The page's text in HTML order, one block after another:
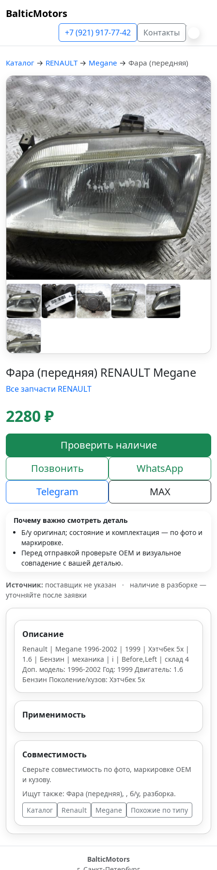
BalticMotors
+7 (921) 917-77-42 Контакты
Каталог → RENAULT → Megane → Фара (передняя)
Фара (передняя) RENAULT Megane
Все запчасти RENAULT
2280 ₽
Проверить наличие
Позвонить
WhatsApp
Telegram
MAX
Почему важно смотреть деталь
Б/у оригинал; состояние и комплектация — по фото и
маркировке.
Перед отправкой проверьте OEM и визуальное
совпадение с вашей деталью.
Источник: поставщик не указан ·
наличие в разборке —
уточняйте после заявки
Описание
Renault | Megane 1996-2002 | 1999 | Хэтчбек 5х |
1.6 | Бензин | механика | i | Before,Left | склад 4
Доп. модель: 1996-2002 Год: 1999 Двигатель: 1.6
Бензин Поколение/кузов: Хэтчбек 5х
Применимость
Совместимость
Сверьте совместимость по фото, маркировке OEM
и кузову.
Ищут также: Фара (передняя), , б/у, разборка.
Каталог
Renault Megane Похожие по типу
BalticMotors